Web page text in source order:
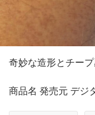
奇妙な造形とチー
商品名 発売元 デジ